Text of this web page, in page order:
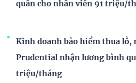
quân cho nhân viên 91 triệu/
Kinh doanh bảo hiểm thua lỗ,
Prudential nhận lương bình
triệu/tháng